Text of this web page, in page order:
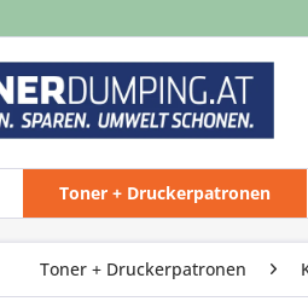
Toner + Druckerpatronen
Toner + Druckerpatronen